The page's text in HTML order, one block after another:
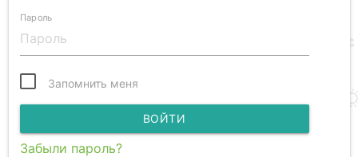
Пароль
Запомнить меня
ВОЙТИ
Забыли пароль?